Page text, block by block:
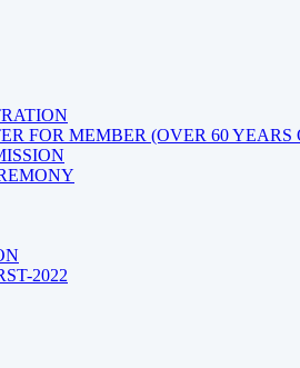
FOR MEMBER (OVER 60 YEARS
2022